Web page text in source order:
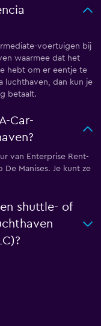
voertuigen bij
waarmee dat het
hebt om er eentje te
luchthaven, dan kun je
betaalt.
Car-
van Enterprise Rent-
Manises. Je kunt ze
shuttle- of